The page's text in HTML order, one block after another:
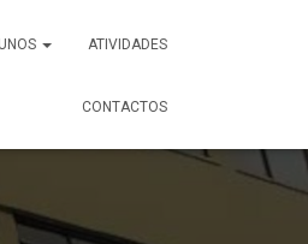
ATIVIDADES
CONTACTOS